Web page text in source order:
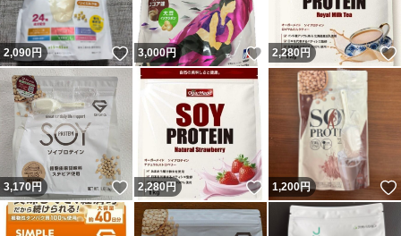
2,090円 いいね！
3,000円 いいね！
2,280 円
3,170円 いいね！
2,280円 いいね！
1,200円